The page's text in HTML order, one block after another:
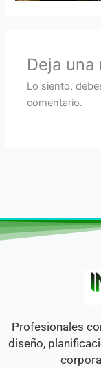
Deja una
Lo siento,
comentario.
Profesionales
diseño,